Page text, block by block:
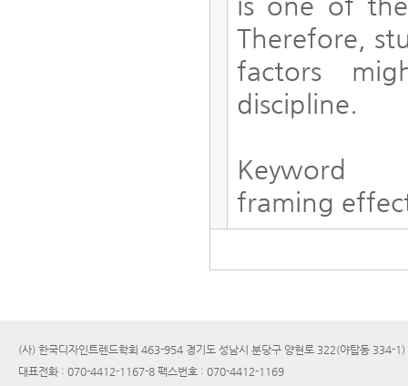
Therefore,
factors
discipline.
Keyword
framing
(사) 한국디자인트렌드학회 463-954 경기도 성남시 분당구 양현로 322(야탑동 334-
대표전화 : 070-4412-1167-8 팩스번호 : 070-4412-1169